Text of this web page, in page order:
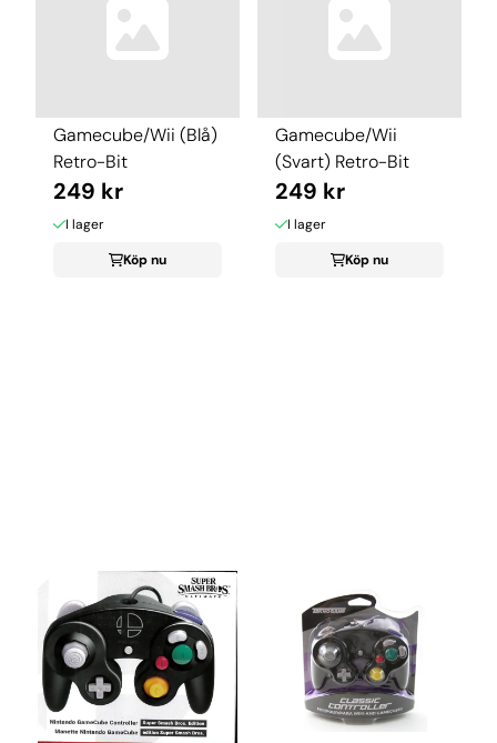
Gamecube/Wii (Blå)
Retro-Bit
249 kr
I lager
Köp nu
Gamecube/Wii
(Svart) Retro-Bit
249 kr
I lager
Köp nu